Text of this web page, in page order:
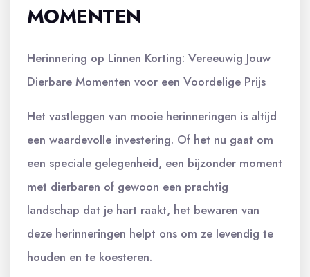
MOMENTEN
Herinnering op Linnen Korting: Vereeuwig Jouw
Dierbare Momenten voor een Voordelige Prijs
Het vastleggen van mooie herinneringen is altijd
een waardevolle investering. Of het nu gaat om
een speciale gelegenheid, een bijzonder moment
met dierbaren of gewoon een prachtig
landschap dat je hart raakt, het bewaren van
deze herinneringen helpt ons om ze levendig te
houden en te koesteren.